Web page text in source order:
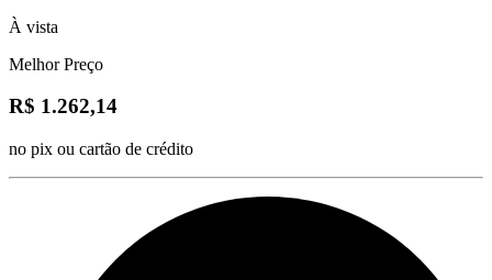
À vista
Melhor Preço
R$ 1.262,14
no pix ou cartão de crédito